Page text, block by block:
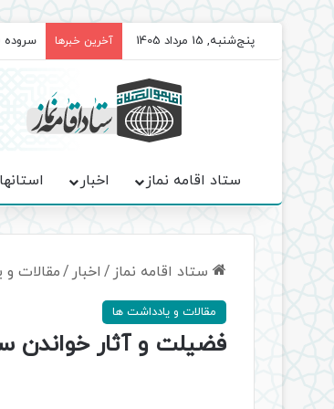
پنج‌شنبه, 15 مرداد 1405 آخرین خبرها سروده‌
ستاد اقامه نماز اخبار استانها
ستاد اقامه نماز / اخبار /مقالات
مقالات و یادداشت ها
فضیلت و آثار خواندن